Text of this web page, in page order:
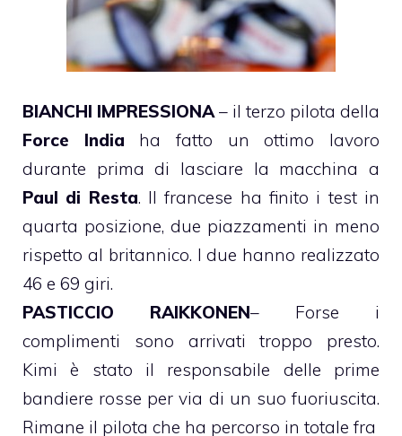
BIANCHI IMPRESSIONA– il terzo pilota della
Force India ha fatto un ottimo lavoro
durante prima di lasciare la macchina a
Paul di Resta. Il francese ha finito i test in
quarta posizione, due piazzamenti in meno
rispetto al britannico. I due hanno realizzato
46 e 69 giri.
PASTICCIO RAIKKONEN– Forse i
complimenti sono arrivati troppo presto.
Kimi è stato il responsabile delle prime
bandiere rosse per via di un suo fuoriuscita.
Rimane il pilota che ha percorso in totale fra